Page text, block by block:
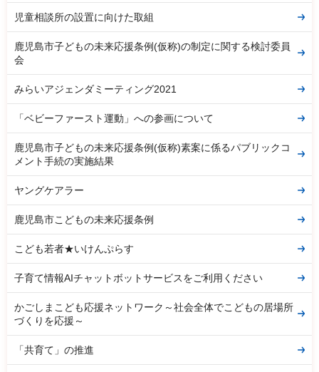
児童相談所の設置に向けた取組
鹿児島市子どもの未来応援条例(仮称)の制定に関する検討委員
会
みらいアジェンダミーティング2021
「ベビーファースト運動」への参画について
鹿児島市子どもの未来応援条例(仮称)素案に係るパブリックコ
メント手続の実施結果
ヤングケアラー
鹿児島市こどもの未来応援条例
こども若者★いけんぷらす
子育て情報AIチャットボットサービスをご利用ください
かごしまこども応援ネットワーク～社会全体でこどもの居場所
づくりを応援～
「共育て」の推進